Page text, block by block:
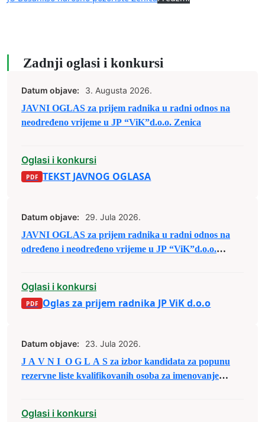
Zadnji oglasi i konkursi
Datum objave:
3. Augusta 2026.
JAVNI OGLAS za prijem radnika u radni odnos na
neodređeno vrijeme u JP “ViK”d.o.o. Zenica
Oglasi i konkursi
TEKST JAVNOG OGLASA
Datum objave:
29. Jula 2026.
JAVNI OGLAS za prijem radnika u radni odnos na
određeno i neodređeno vrijeme u JP “ViK”d.o.o.
Oglasi i konkursi
Oglas za prijem radnika JP ViK d.o.o
Datum objave:
23. Jula 2026.
J A V N I O G L A S za izbor kandidata za popunu
rezervne liste kvalifikovanih osoba za imenovanje
Oglasi i konkursi